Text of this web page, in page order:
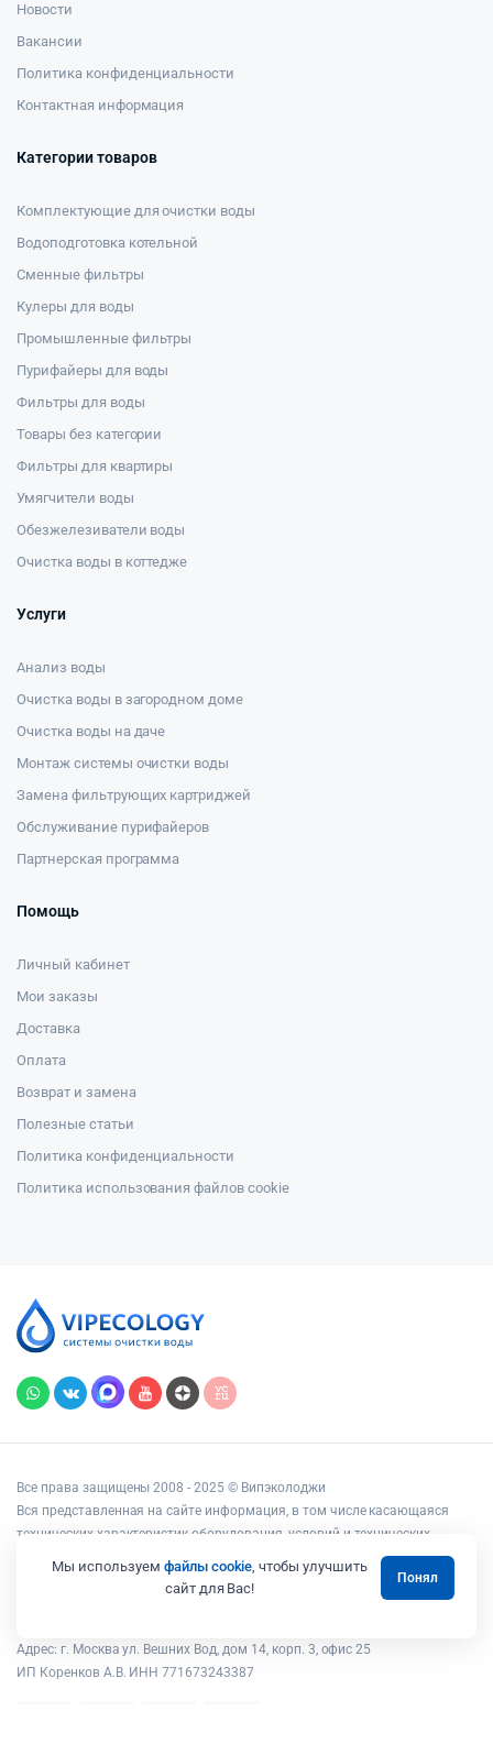
Новости
Вакансии
Политика конфиденциальности
Контактная информация
Категории товаров
Комплектующие для очистки воды
Водоподготовка котельной
Сменные фильтры
Кулеры для воды
Промышленные фильтры
Пурифайеры для воды
Фильтры для воды
Товары без категории
Фильтры для квартиры
Умягчители воды
Обезжелезиватели воды
Очистка воды в коттедже
Услуги
Анализ воды
Очистка воды в загородном доме
Очистка воды на даче
Монтаж системы очистки воды
Замена фильтрующих картриджей
Обслуживание пурифайеров
Партнерская программа
Помощь
Личный кабинет
Мои заказы
Доставка
Оплата
Возврат и замена
Полезные статьи
Политика конфиденциальности
Политика использования файлов cookie
Все права защищены 2008 - 2025 © Випэколоджи
Вся представленная на сайте информация, в том числе касающаяся
технических характеристик оборудования, условий и технических
возможностей подключения, наличия на складе, стоимости товаров и
услуг, носит информационный характер и ни при каких условиях не
является публичной офертой, определяемой положениями статьи 437
Адрес: г. Москва ул. Вешних Вод, дом 14, корп. 3, офис 25
ИП Коренков А.В. ИНН 771673243387
Мы используем файлы cookie, чтобы улучшить
сайт для Вас!
Понял